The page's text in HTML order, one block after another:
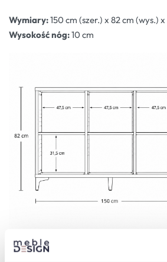
Wymiary:150 cm (szer.) x 82 cm (wys.)
Wysokość nóg:10 cm